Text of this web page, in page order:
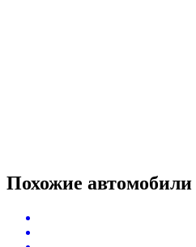
Похожие автомобили